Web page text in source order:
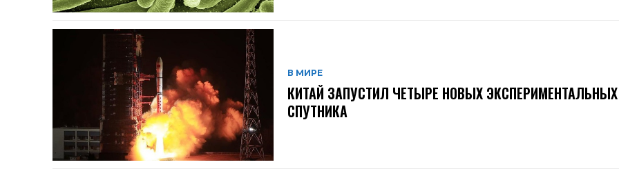
В МИРЕ
КИТАЙ ЗАПУСТИЛ ЧЕТЫРЕ НОВЫХ ЭКСПЕРИМЕНТАЛЬНЫХ
СПУТНИКА